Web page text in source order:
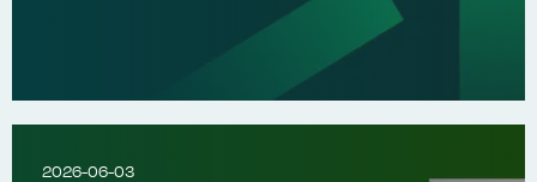
2026-06-03